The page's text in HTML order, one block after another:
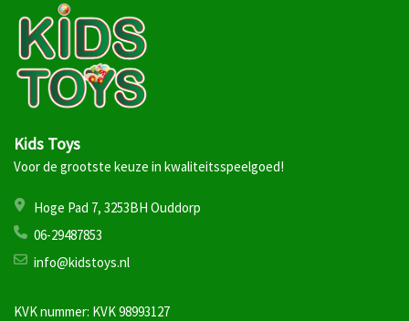
Kids Toys
Voor de grootste keuze in kwaliteitsspeelgoed!
Hoge Pad 7, 3253BH Ouddorp
06-29487853
info@kidstoys.nl
KVK nummer: KVK 98993127